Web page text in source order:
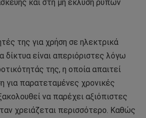
και στη μη έκλυση ρύπων
της για χρήση σε ηλεκτρικά
δίκτυα είναι απεριόριστες λόγω
της, η οποία απαιτεί
για παρατεταμένες χρονικές
να παρέχει αξιόπιστες
χρειάζεται περισσότερο. Καθώς